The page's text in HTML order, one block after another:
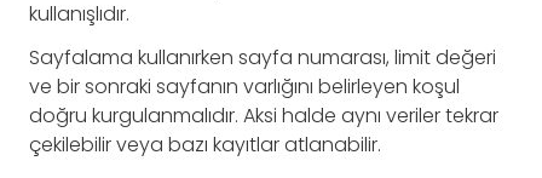
kullanışlıdır.
Sayfalama kullanırken sayfa numarası, limit değeri
ve bir sonraki sayfanın varlığını belirleyen koşul
doğru kurgulanmalıdır. Aksi halde aynı veriler tekrar
çekilebilir veya bazı kayıtlar atlanabilir.